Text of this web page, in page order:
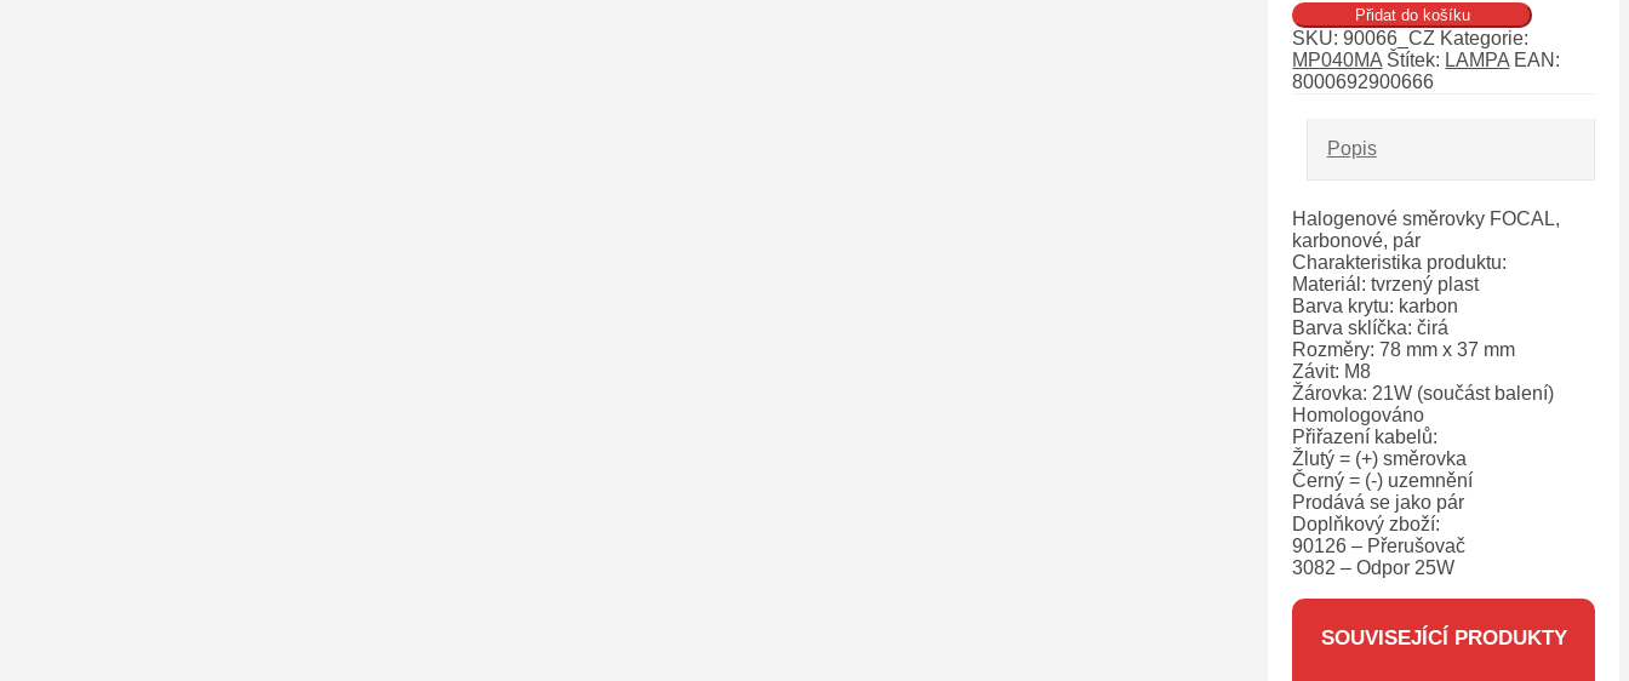
Halogenové
směrovky
motocyklu
FOCAL_2
Přidat do košíku
SKU:90066_CZ Kategorie:
MP040MA Štítek: LAMPA EAN:
8000692900666
Popis
Halogenové směrovky FOCAL,
karbonové, pár
Charakteristika produktu:
Materiál: tvrzený plast
Barva krytu: karbon
Barva sklíčka: čirá
Rozměry: 78 mm x 37 mm
Závit: M8
Žárovka: 21W (součást balení)
Homologováno
Přiřazení kabelů:
Žlutý = (+) směrovka
Černý = (-) uzemnění
Prodává se jako pár
Doplňkový zboží:
90126 – Přerušovač
3082 – Odpor 25W
SOUVISEJÍCÍ PRODUKTY